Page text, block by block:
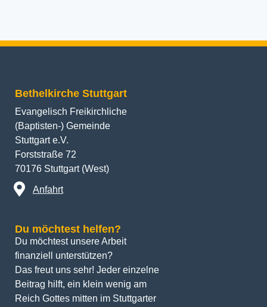
Bethelkirche Stuttgart
Evangelisch Freikirchliche
(Baptisten-) Gemeinde
Stuttgart e.V.
Forststraße 72
70176 Stuttgart (West)
Anfahrt
Du möchtest helfen?
Du möchtest unsere Arbeit
finanziell unterstützen?
Das freut uns sehr! Jeder einzelne
Beitrag hilft, ein klein wenig am
Reich Gottes mitten im Stuttgarter